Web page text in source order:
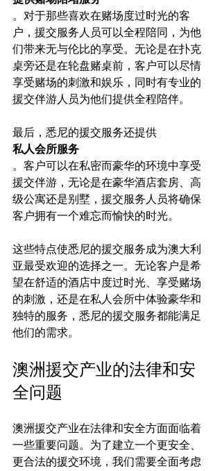
。对于那些喜欢在赌场度过时光的客
户，援交服务人员可以全程陪同，为他
们带来无与伦比的享受。无论是在扑克
桌旁还是在轮盘赌桌前，客户可以尽情
享受赌场的刺激和娱乐，同时有专业的
援交伴游人员为他们提供全程陪伴。
最后，悉尼的援交服务还提供
私人会所服务
。客户可以在私密而豪华的环境中享受
援交伴游，无论是在豪华酒店套房、高
级公寓还是别墅，援交服务人员将确保
客户拥有一个难忘而愉快的时光。
这些特点使悉尼的援交服务成为澳大利
亚最受欢迎的选择之一。无论客户是希
望在舒适的酒店中度过时光、享受赌场
的刺激，还是在私人会所中体验豪华和
独特的服务，悉尼的援交服务都能满足
澳洲援交产业的法律和安
全问题
澳洲援交产业在法律和安全方面面临着
一些重要问题。为了建立一个更安全、
更合法的援交环境，我们需要全面考虑